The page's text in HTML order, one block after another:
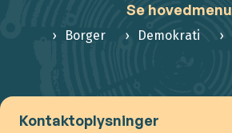
Se hovedmenu
Borger Demokrati
Kontaktoplysninger